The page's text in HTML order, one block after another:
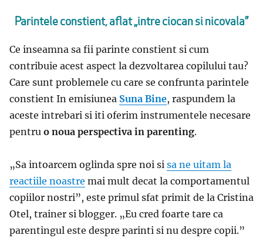
Parintele constient, aflat „intre ciocan si nicovala”
Ce inseamna sa fii parinte constient si cum
contribuie acest aspect la dezvoltarea copilului tau?
Care sunt problemele cu care se confrunta parintele
constient In emisiunea Suna Bine, raspundem la
aceste intrebari si iti oferim instrumentele necesare
pentru o noua perspectiva in parenting.
„Sa intoarcem oglinda spre noi si sa ne uitam la
reactiile noastre mai mult decat la comportamentul
copiilor nostri”, este primul sfat primit de la Cristina
Otel, trainer si blogger. „Eu cred foarte tare ca
parentingul este despre parinti si nu despre copii.”